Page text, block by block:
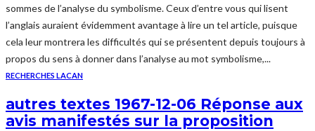
sommes de l’analyse du symbolisme. Ceux d’entre vous qui lisent
l’anglais auraient évidemment avantage à lire un tel article, puisque
cela leur montrera les difficultés qui se présentent depuis toujours à
propos du sens à donner dans l’analyse au mot symbolisme,...
RECHERCHES LACAN
autres textes 1967-12-06 Réponse aux
avis manifestés sur la proposition